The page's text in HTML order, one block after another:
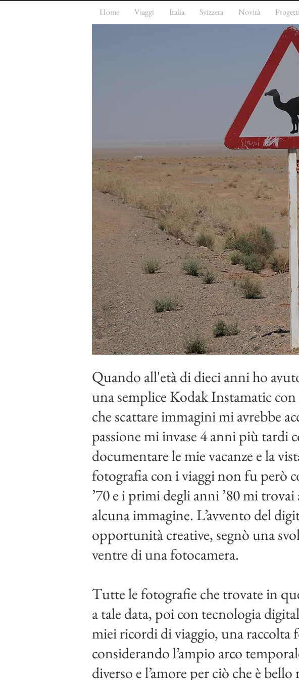
Home Viaggi Italia Svizzera Novità Progetti
Quando all'età di dieci anni ho
una semplice Kodak Instamatic
che scattare immagini mi avrebbe
passione mi invase 4 anni più tardi
documentare le mie vacanze e la
fotografia con i viaggi non fu però
’70 e i primi degli anni ’80 mi
alcuna immagine. L’avvento del
opportunità creative, segnò una
ventre di una fotocamera.
Tutte le fotografie che trovate in
a tale data, poi con tecnologia
miei ricordi di viaggio, una raccolta
considerando l’ampio arco
diverso e l’amore per ciò che è